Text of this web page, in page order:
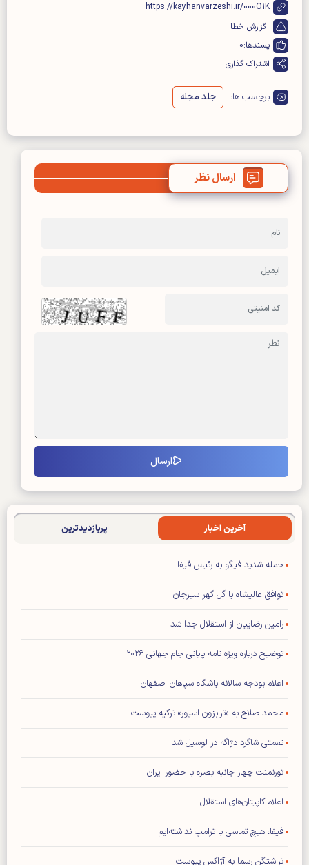
https://kayhanvarzeshi.ir/000O1K
گزارش خطا
پسندها:0
اشتراک گذاری
برچسب ها: جلد مجله
ارسال نظر
آخرین اخبار پربازدیدترین
حمله شدید فیگو به رئیس فیفا
توافق عالیشاه با گل گهر سیرجان
رامین رضاییان از استقلال جدا شد
توضیح درباره ویژه نامه پایانی جام جهانی ۲۰۲۶
اعلام بودجه سالانه باشگاه سپاهان اصفهان
محمد صلاح به «ترابزون اسپور» ترکیه پیوست
نعمتی شاگرد دژاگه در لوسیل شد
تورنمنت چهار جانبه بصره با حضور ایران
اعلام کاپیتان‌های استقلال
فیفا: هیچ تماسی با ترامپ نداشته‌ایم
تراشتگن رسما به آژاکس پیوست